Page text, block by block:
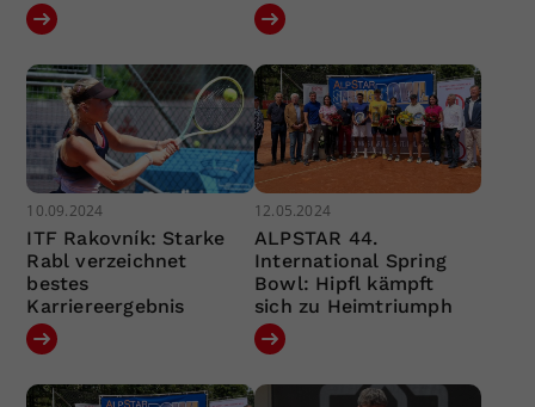
10.09.2024
ITF Rakovník: Starke
Rabl verzeichnet
bestes
Karriereergebnis
12.05.2024
ALPSTAR 44.
International Spring
Bowl: Hipfl kämpft
sich zu Heimtriumph